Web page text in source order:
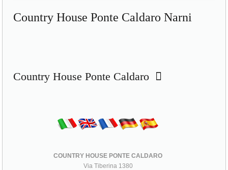
Country House Ponte Caldaro Narni
Country House Ponte Caldaro
COUNTRY HOUSE PONTE CALDARO
Via Tiberina 1380